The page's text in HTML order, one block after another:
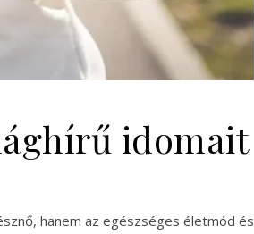
idomait
hanem az egészséges életmód és